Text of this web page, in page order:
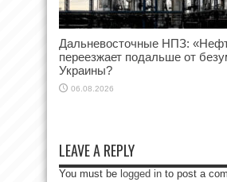
Дальневосточные НПЗ:
переезжает подальше от
Украины?
06.08.2026
LEAVE A REPLY
You must be logged in to post a